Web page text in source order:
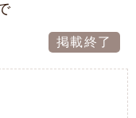
掲載終了